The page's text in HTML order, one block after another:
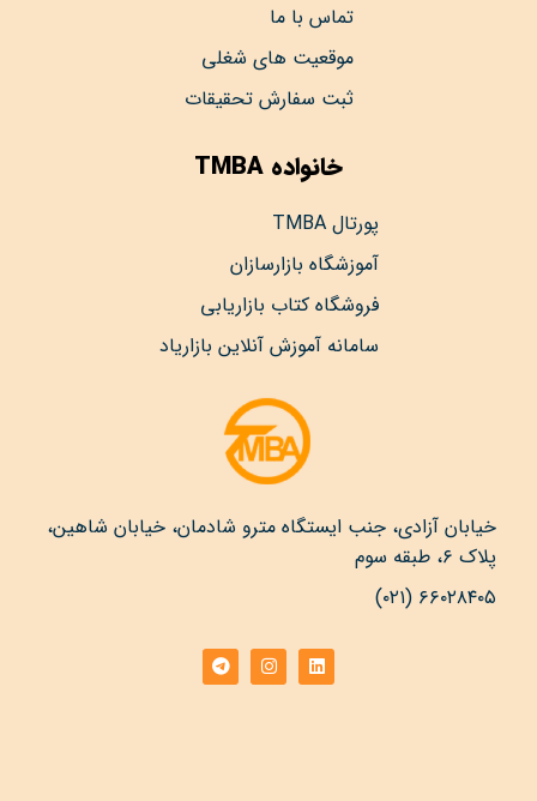
تماس با ما
موقعیت های شغلی
ثبت سفارش تحقیقات
خانواده TMBA
پورتال TMBA
آموزشگاه بازارسازان
فروشگاه کتاب بازاریابی
سامانه آموزش آنلاین بازاریاد
خیابان آزادی، جنب ایستگاه مترو شادمان، خیابان شاهین،
پلاک ۶، طبقه سوم
۶۶۰۲۸۴۰۵ (۰۲۱)